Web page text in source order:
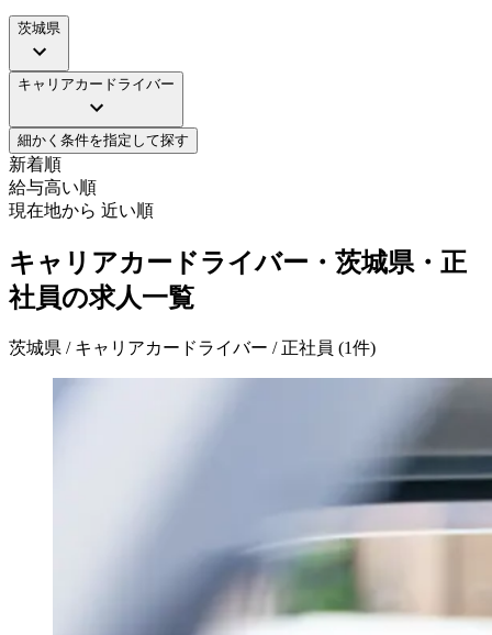
茨城県
キャリアカードライバー
細かく条件を指定して探す
新着順
給与高い順
現在地から 近い順
キャリアカードライバー・茨城県・正
社員の求人一覧
茨城県 / キャリアカードライバー / 正社員 (1件)